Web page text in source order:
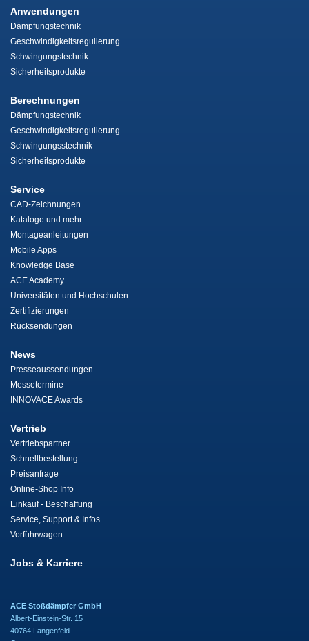
Anwendungen
Dämpfungstechnik
Geschwindigkeitsregulierung
Schwingungstechnik
Sicherheitsprodukte
Berechnungen
Dämpfungstechnik
Geschwindigkeitsregulierung
Schwingungsstechnik
Sicherheitsprodukte
Service
CAD-Zeichnungen
Kataloge und mehr
Montageanleitungen
Mobile Apps
Knowledge Base
ACE Academy
Universitäten und Hochschulen
Zertifizierungen
Rücksendungen
News
Presseaussendungen
Messetermine
INNOVACE Awards
Vertrieb
Vertriebspartner
Schnellbestellung
Preisanfrage
Online-Shop Info
Einkauf - Beschaffung
Service, Support & Infos
Vorführwagen
Jobs & Karriere
ACE Stoßdämpfer GmbH
Albert-Einstein-Str. 15
40764 Langenfeld